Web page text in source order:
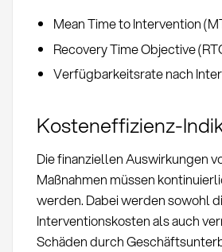
Mean Time to Intervention
Recovery Time Objective
Verfügbarkeitsrate nach
Kosteneffizienz-
Die finanziellen Auswirkungen
Maßnahmen müssen
werden. Dabei werden sowohl
Interventionskosten als auch
Schäden durch